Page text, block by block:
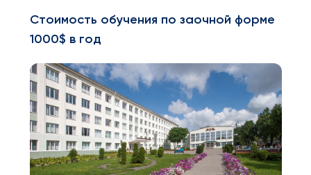
Стоимость обучения по заочной форме
1000$ в год